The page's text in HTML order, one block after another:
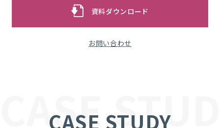
資料ダウンロード
お問い合わせ
CASE
CASE STUDY